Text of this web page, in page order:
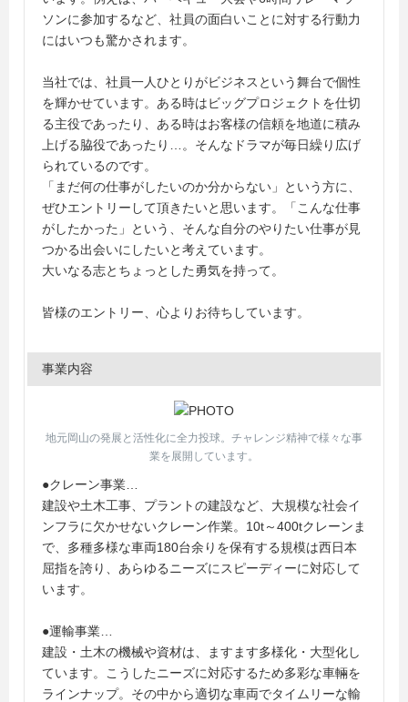
ソンに参加するなど、社員の面白いことに対する行動力
にはいつも驚かされます。
当社では、社員一人ひとりがビジネスという舞台で個性
を輝かせています。ある時はビッグプロジェクトを仕切
る主役であったり、ある時はお客様の信頼を地道に積み
上げる脇役であったり…。そんなドラマが毎日繰り広げ
られているのです。
「まだ何の仕事がしたいのか分からない」という方に、
ぜひエントリーして頂きたいと思います。「こんな仕事
がしたかった」という、そんな自分のやりたい仕事が見
つかる出会いにしたいと考えています。
大いなる志とちょっとした勇気を持って。
皆様のエントリー、心よりお待ちしています。
事業内容
地元岡山の発展と活性化に全力投球。チャレンジ精神で様々な事
業を展開しています。
●クレーン事業…
建設や土木工事、プラントの建設など、大規模な社会イ
ンフラに欠かせないクレーン作業。10t～400tクレーンま
で、多種多様な車両180台余りを保有する規模は西日本
屈指を誇り、あらゆるニーズにスピーディーに対応して
います。
●運輸事業…
建設・土木の機械や資材は、ますます多様化・大型化し
ています。こうしたニーズに対応するため多彩な車輛を
ラインナップ。その中から適切な車両でタイムリーな輸